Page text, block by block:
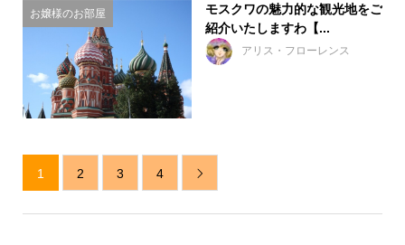
お嬢様のお部屋
モスクワの魅力的な観光地をご
紹介いたしますわ【...
アリス・フローレンス
1 2 3 4 